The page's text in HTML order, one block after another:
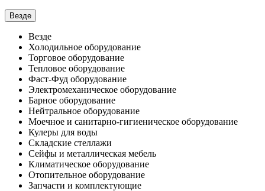
Везде
Везде
Холодильное оборудование
Торговое оборудование
Тепловое оборудование
Фаст-Фуд оборудование
Электромеханическое оборудование
Барное оборудование
Нейтральное оборудование
Моечное и санитарно-гигиеническое оборудование
Кулеры для воды
Складские стеллажи
Сейфы и металлическая мебель
Климатическое оборудование
Отопительное оборудование
Запчасти и комплектующие